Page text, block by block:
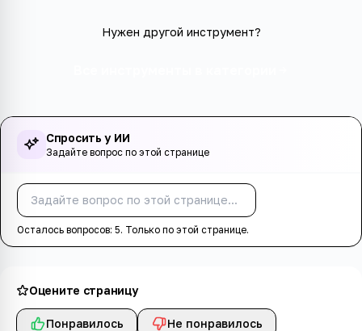
Нужен другой инструмент?
Спросить у ИИ
Задайте вопрос по этой странице
Осталось вопросов: 5. Только по этой странице.
Оцените страницу
Понравилось Не понравилось